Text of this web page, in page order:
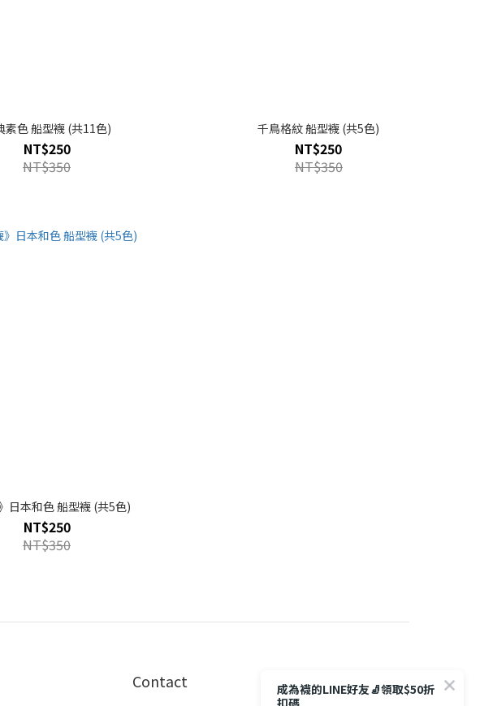
素色 船型襪 (共11色)
NT$250
NT$350
千鳥格紋 船型襪 (共5色)
NT$250
NT$350
日本和色 船型襪 (共5色)
NT$250
NT$350
Contact
成為襪的LINE好友🧦領取$50折
扣碼